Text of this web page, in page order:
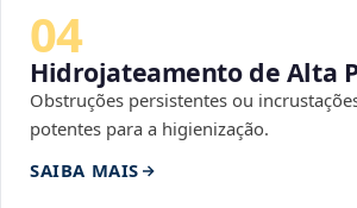
04
Hidrojateamento de Alta
Obstruções persistentes ou
potentes para a higienização.
SAIBA MAIS